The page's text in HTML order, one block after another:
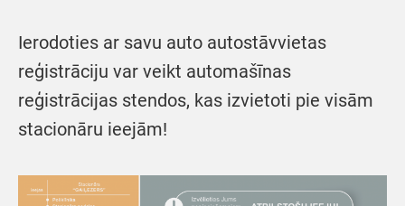
Ierodoties ar savu auto autostāvvietas
reģistrāciju var veikt automašīnas
reģistrācijas stendos, kas izvietoti pie visām
stacionāru ieejām!